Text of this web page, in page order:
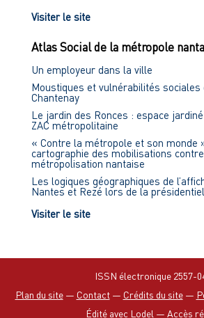
Visiter le site
Atlas Social de la métropole
Un employeur dans la ville
Moustiques et vulnérabilités sociales
Chantenay
Le jardin des Ronces : espace
ZAC métropolitaine
« Contre la métropole et son monde
cartographie des mobilisations
métropolisation nantaise
Les logiques géographiques de
Nantes et Rezé lors de la
Visiter le site
ISSN électronique 2557-
Plan du site— Contact— Crédits du site—
Édité avec Lodel — Accès